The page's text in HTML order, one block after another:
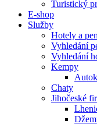
Turistický
E-shop
Služby
Hotely a
Vyhledání
Vyhledání
Kempy
Chaty
Jihočeské